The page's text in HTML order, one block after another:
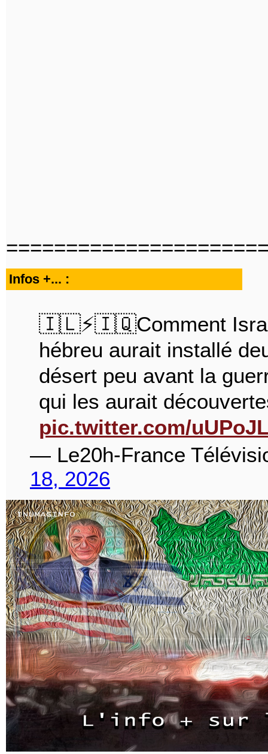
Infos +... :
🇮🇱⚡🇮🇶Comment
hébreu aurait installé
désert peu avant la
qui les aurait
pic.twitter.com/
— Le20h-France
18, 2026